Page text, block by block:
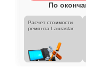
По
Расчет стоимости
ремонта Laurastar